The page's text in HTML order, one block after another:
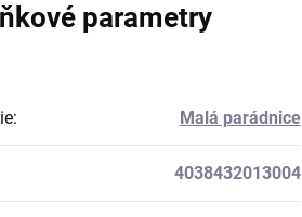
parametry
: Malá parádnice
4038432013004